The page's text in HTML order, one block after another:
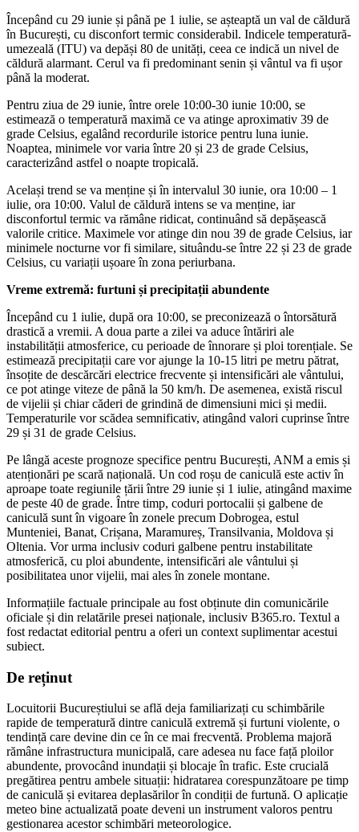
Începând cu 29 iunie și până pe 1 iulie, se așteaptă un val de căldură
în București, cu disconfort termic considerabil. Indicele temperatură-
umezeală (ITU) va depăși 80 de unități, ceea ce indică un nivel de
căldură alarmant. Cerul va fi predominant senin și vântul va fi ușor
până la moderat.
Pentru ziua de 29 iunie, între orele 10:00-30 iunie 10:00, se
estimează o temperatură maximă ce va atinge aproximativ 39 de
grade Celsius, egalând recordurile istorice pentru luna iunie.
Noaptea, minimele vor varia între 20 și 23 de grade Celsius,
caracterizând astfel o noapte tropicală.
Același trend se va menține și în intervalul 30 iunie, ora 10:00 – 1
iulie, ora 10:00. Valul de căldură intens se va menține, iar
disconfortul termic va rămâne ridicat, continuând să depășească
valorile critice. Maximele vor atinge din nou 39 de grade Celsius, iar
minimele nocturne vor fi similare, situându-se între 22 și 23 de grade
Celsius, cu variații ușoare în zona periurbana.
Vreme extremă: furtuni și precipitații abundente
Începând cu 1 iulie, după ora 10:00, se preconizează o întorsătură
drastică a vremii. A doua parte a zilei va aduce întăriri ale
instabilității atmosferice, cu perioade de înnorare și ploi torențiale. Se
estimează precipitații care vor ajunge la 10-15 litri pe metru pătrat,
însoțite de descărcări electrice frecvente și intensificări ale vântului,
ce pot atinge viteze de până la 50 km/h. De asemenea, există riscul
de vijelii și chiar căderi de grindină de dimensiuni mici și medii.
Temperaturile vor scădea semnificativ, atingând valori cuprinse între
29 și 31 de grade Celsius.
Pe lângă aceste prognoze specifice pentru București, ANM a emis și
atenționări pe scară națională. Un cod roșu de caniculă este activ în
aproape toate regiunile țării între 29 iunie și 1 iulie, atingând maxime
de peste 40 de grade. Între timp, coduri portocalii și galbene de
caniculă sunt în vigoare în zonele precum Dobrogea, estul
Munteniei, Banat, Crișana, Maramureș, Transilvania, Moldova și
Oltenia. Vor urma inclusiv coduri galbene pentru instabilitate
atmosferică, cu ploi abundente, intensificări ale vântului și
posibilitatea unor vijelii, mai ales în zonele montane.
Informațiile factuale principale au fost obținute din comunicările
oficiale și din relatările presei naționale, inclusiv B365.ro. Textul a
fost redactat editorial pentru a oferi un context suplimentar acestui
subiect.
De reținut
Locuitorii Bucureștiului se află deja familiarizați cu schimbările
rapide de temperatură dintre caniculă extremă și furtuni violente, o
tendință care devine din ce în ce mai frecventă. Problema majoră
rămâne infrastructura municipală, care adesea nu face față ploilor
abundente, provocând inundații și blocaje în trafic. Este crucială
pregătirea pentru ambele situații: hidratarea corespunzătoare pe timp
de caniculă și evitarea deplasărilor în condiții de furtună. O aplicație
meteo bine actualizată poate deveni un instrument valoros pentru
gestionarea acestor schimbări meteorologice.